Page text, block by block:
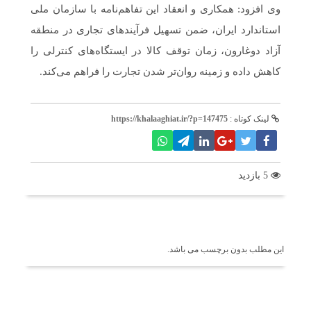
وی افزود: همکاری و انعقاد این تفاهم‌نامه با سازمان ملی
استاندارد ایران، ضمن تسهیل فرآیندهای تجاری در منطقه
آزاد دوغارون، زمان توقف کالا در ایستگاه‌های کنترلی را
کاهش داده و زمینه روان‌تر شدن تجارت را فراهم می‌کند.
لینک کوتاه : https://khalaaghiat.ir/?p=147475
این مطلب بدون برچسب می باشد.